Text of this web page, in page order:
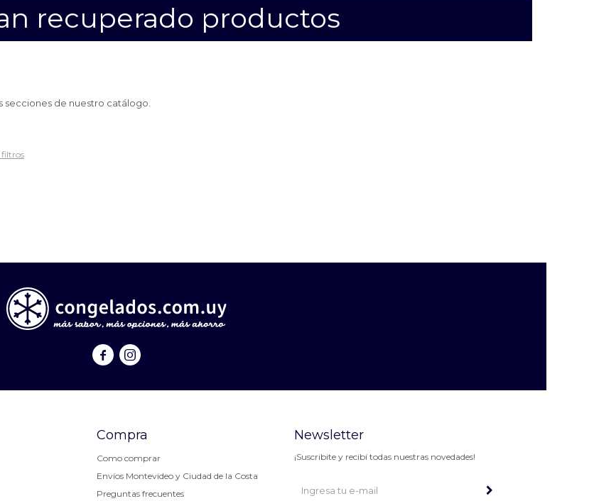
recuperado productos
secciones de nuestro catálogo.
 
Compra
Como comprar
Envíos Montevideo y Ciudad de la Costa
Preguntas frecuentes
Newsletter
¡Suscribite y recibí todas nuestras novedades!